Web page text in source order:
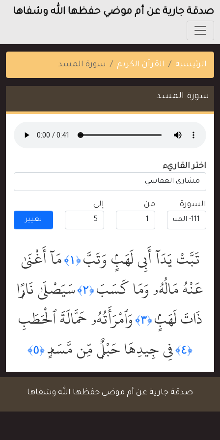
صدقة جارية عن أم موضي حفظها الله وشفاها
الرئيسية القرآن الكريم سورة المسد
سورة المسد
اختر القاريء
السورة من إلى
تغيير
تَبَّتْ يَدَآ أَبِى لَهَبٍۢ وَتَبَّ ﴿١﴾
مَآ أَغْنَىٰ
عَنْهُ مَالُهُۥ وَمَا كَسَبَ﴿٢﴾
سَيَصْلَىٰ نَارًۭا
ذَاتَ لَهَبٍۢ ﴿٣﴾ وَٱمْرَأَتُهُۥ حَمَّالَةَ ٱلْحَطَبِ
﴿٤﴾ فِى جِيدِهَا حَبْلٌۭ مِّن مَّسَدٍۭ ﴿٥﴾
صدقة جارية عن أم موضي حفظها الله وشفاها